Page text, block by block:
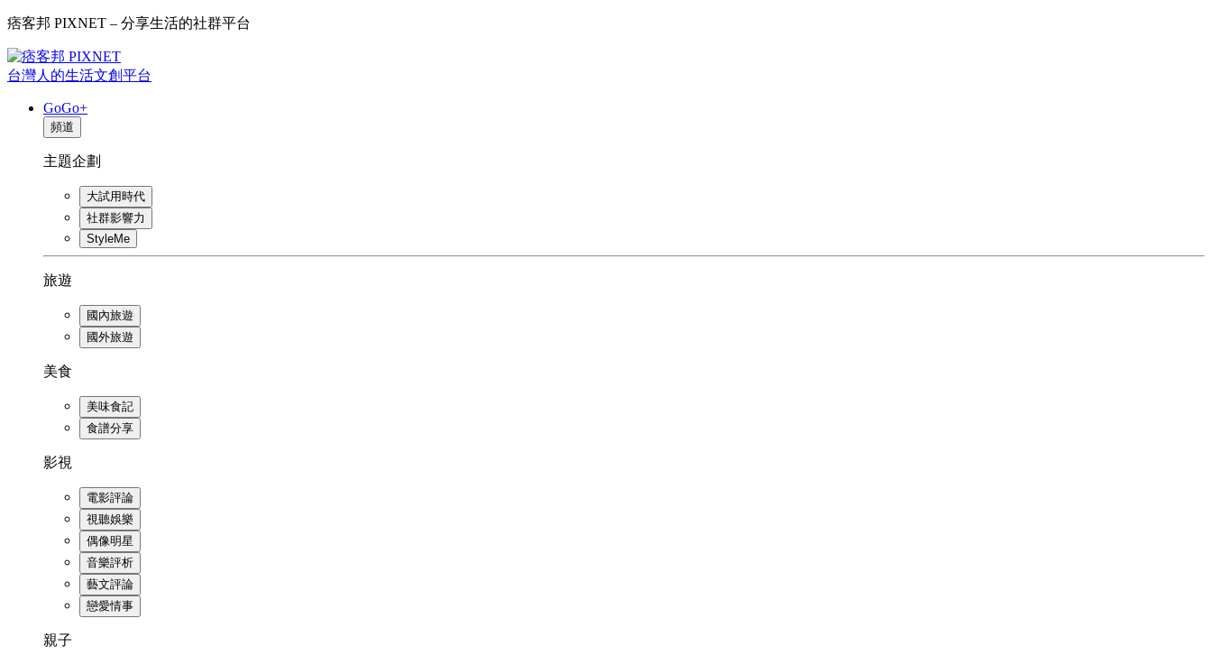
痞客邦 PIXNET – 分享生活的社群平台
台灣人的生活文創平台
GoGo+
頻道
主題企劃
大試用時代
社群影響力
StyleMe
旅遊
國內旅遊
國外旅遊
美食
美味食記
食譜分享
影視
電影評論
視聽娛樂
偶像明星
音樂評析
藝文評論
戀愛情事
親子